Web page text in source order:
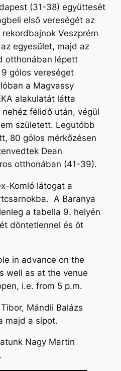
(31-38) együttesét
első vereségét az
Veszprém
egyesület, majd az
otthonában lépett
gólos vereséget
a Magvassy
alakulatát látta
nehéz félidő után, végül
született. Legutóbb
80 gólos mérkőzésen
Dean
otthonában (41-39).
Komló látogat a
A Baranya
a tabella 9. helyén
döntetlennel és öt
in advance on the
well as at the venue
i.e. from 5 p.m.
Mándli Balázs
majd a sípot.
Nagy Martin